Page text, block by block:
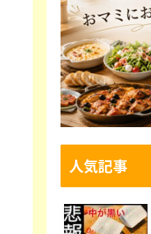
人気記事